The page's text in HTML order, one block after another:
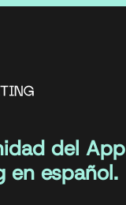
del App
en español.